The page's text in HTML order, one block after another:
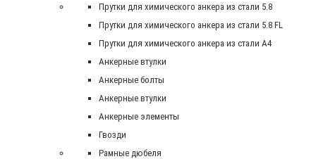
Прутки для химического анкера из стали 5.8
Прутки для химического анкера из стали 5.8 FL
Прутки для химического анкера из стали А4
Анкерные втулки
Анкерные болты
Анкерные втулки
Анкерные элементы
Гвозди
Рамные дюбеля